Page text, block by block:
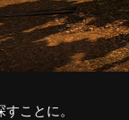
ことに。